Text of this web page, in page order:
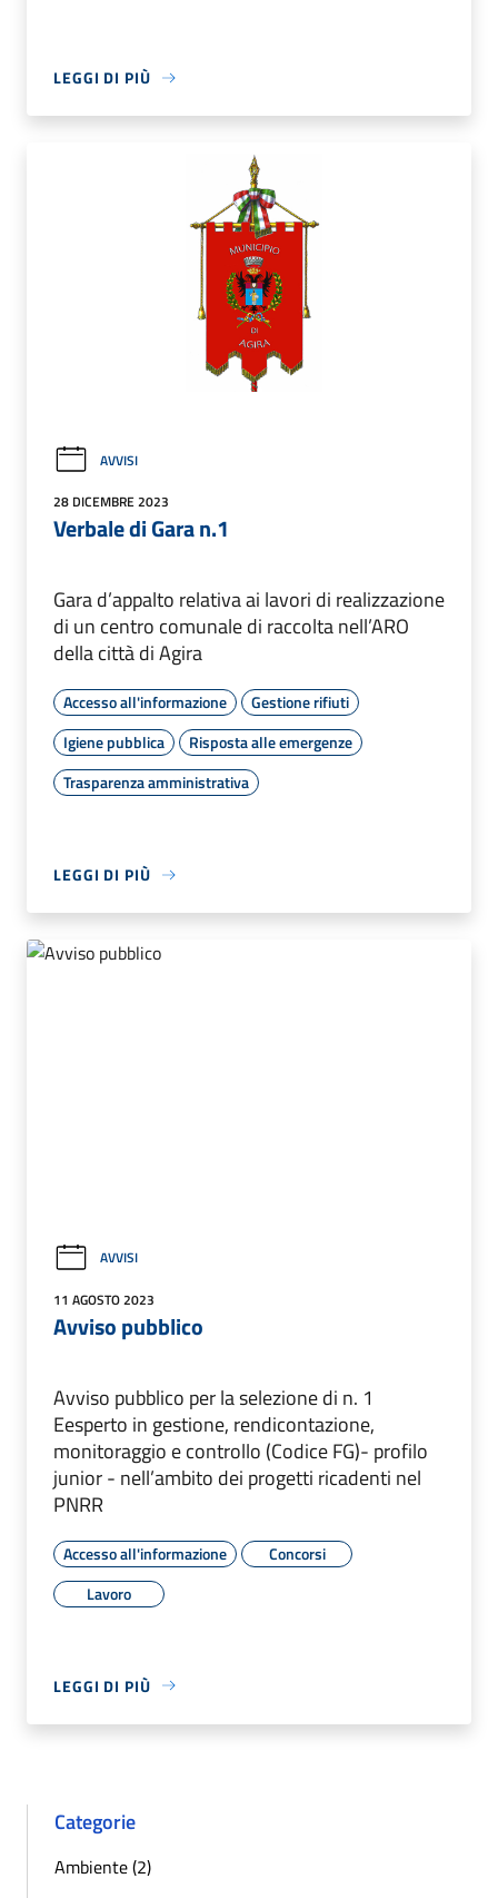
LEGGI DI PIÙ
AVVISI
28 DICEMBRE 2023
Verbale di Gara n.1
Gara d’appalto relativa ai lavori di realizzazione
di un centro comunale di raccolta nell’ARO
della città di Agira
Accesso all'informazione
Gestione rifiuti
Igiene pubblica
Risposta alle emergenze
Trasparenza amministrativa
LEGGI DI PIÙ
AVVISI
11 AGOSTO 2023
Avviso pubblico
Avviso pubblico per la selezione di n. 1
Eesperto in gestione, rendicontazione,
monitoraggio e controllo (Codice FG)- profilo
junior - nell’ambito dei progetti ricadenti nel
PNRR
Accesso all'informazione
Concorsi
Lavoro
LEGGI DI PIÙ
Categorie
Ambiente (2)